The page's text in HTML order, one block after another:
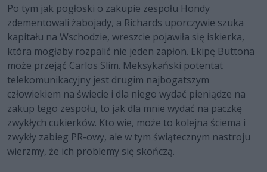
Po tym jak pogłoski o zakupie zespołu Hondy
zdementowali żabojady, a Richards uporczywie szuka
kapitału na Wschodzie, wreszcie pojawiła się iskierka,
która mogłaby rozpalić nie jeden zapłon. Ekipę Buttona
może przejąć Carlos Slim. Meksykański potentat
telekomunikacyjny jest drugim najbogatszym
człowiekiem na świecie i dla niego wydać pieniądze na
zakup tego zespołu, to jak dla mnie wydać na paczkę
zwykłych cukierków. Kto wie, może to kolejna ściema i
zwykły zabieg PR-owy, ale w tym świątecznym nastroju
wierzmy, że ich problemy się skończą.